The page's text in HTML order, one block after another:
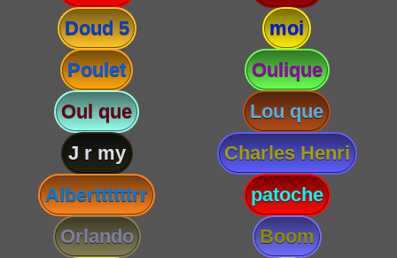
Doud 5
moi
Poulet
Oulique
Oul que
Lou que
J r my
Charles Henri
Alberttttttrr
patoche
Orlando
Boom